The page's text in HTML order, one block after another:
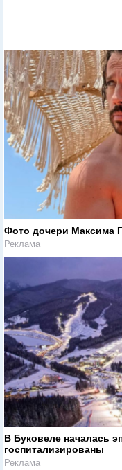
Фото дочери Максима
Реклама
В Буковеле началась
госпитализированы
Реклама